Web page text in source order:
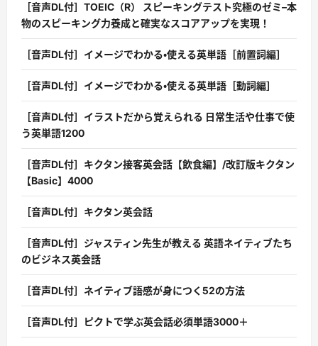
［音声DL付］TOEIC（R） スピーキングテスト究極のゼミ–本
物のスピーキング力養成と確実なスコアアップを実現！
［音声DL付］イメージでわかる・使える英単語［前置詞編］
［音声DL付］イメージでわかる・使える英単語［動詞編］
［音声DL付］イラストだから覚えられる 日常生活や仕事で使
う英単語1200
［音声DL付］キクタン接客英会話【飲食編】/改訂版キクタン
【Basic】4000
［音声DL付］キクタン英会話
［音声DL付］ジャスティン先生が教える 英語ネイティブたち
のビジネス英会話
［音声DL付］ネイティブ語感が身につく52の方法
［音声DL付］ピクトで学ぶ英会話必須単語3000＋